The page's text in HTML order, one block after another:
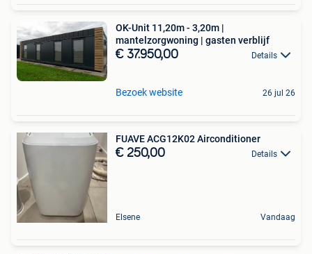
OK-Unit 11,20m - 3,20m |
mantelzorgwoning | gasten verblijf
€ 37.950,00 Details
Bezoek website 26 jul 26
FUAVE ACG12K02 Airconditioner
€ 250,00 Details
Elsene Vandaag